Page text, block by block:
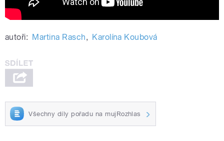
autoři: Martina Rasch, Karolína Koubová
Všechny díly pořadu na mujRozhlas